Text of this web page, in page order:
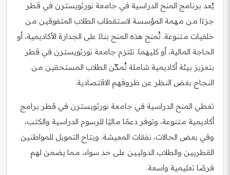
يُعد برنامج المنح الدراسية في جامعة نورثويسترن في قطر
جزءًا من مهمة المؤسسة لاستقطاب الطلاب المتفوقين من
خلفيات متنوعة. تُمنح هذه المنح بناءً على الجدارة الأكاديمية، أو
الحاجة المالية، أو كليهما. تلتزم جامعة نورثويسترن في قطر
بتعزيز بيئة أكاديمية شاملة تُمكّن الطلاب المستحقين من
النجاح بغض النظر عن ظروفهم الاقتصادية.
تغطي المنح الدراسية في جامعة نورثويسترن في قطر برامج
أكاديمية متنوعة، وتوفر دعمًا ماليًا للرسوم الدراسية والكتب،
وفي بعض الحالات، نفقات المعيشة. ويتاح التمويل للمواطنين
القطريين والطلاب الدوليين على حد سواء، مما يضمن لهم
فرصًا تعليمية واسعة.